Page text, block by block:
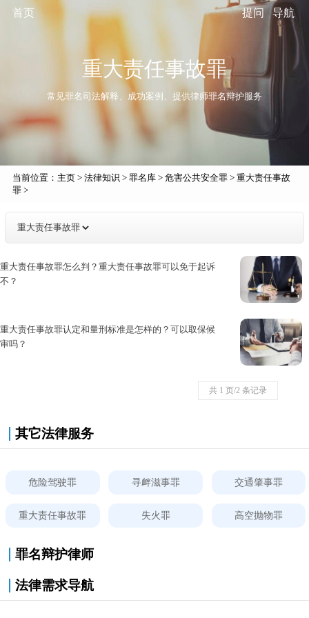
首页 导航
提问
重大责任事故罪
常见罪名司法解释、成功案例、提供律师罪名辩护服务
当前位置： 主页> 法律知识 > 罪名库> 危害公共安全罪> 重大责任事故
罪>
重大责任事故罪怎么判？重大责任事故罪可以免于起诉
不？
重大责任事故罪认定和量刑标准是怎样的？可以取保候
审吗？
共 1 页/2 条记录
其它法律服务
危险驾驶罪 寻衅滋事罪 交通肇事罪
重大责任事故罪 失火罪 高空抛物罪
罪名辩护律师
法律需求导航